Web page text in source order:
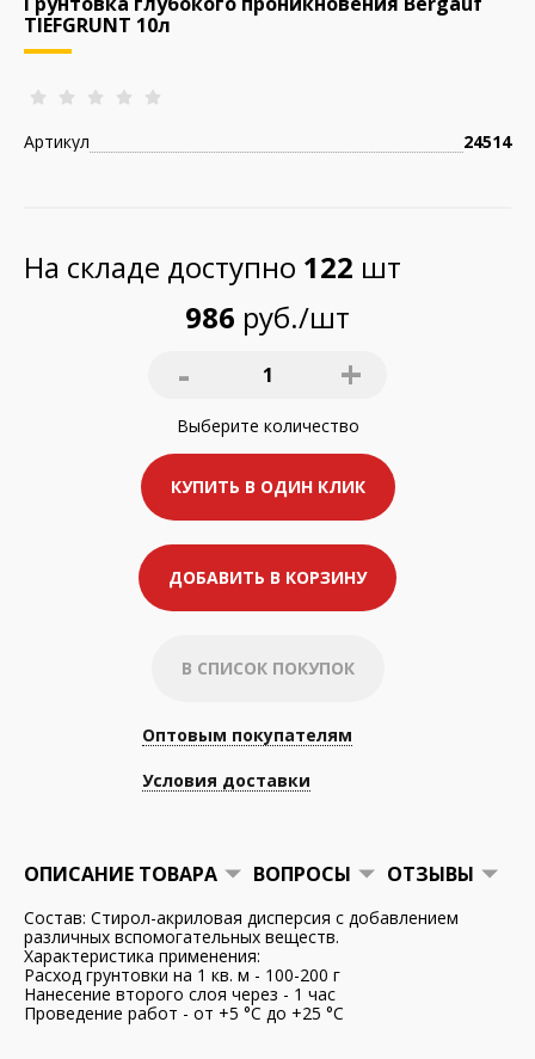
TIEFGRUNT 10л
Артикул 24514
На складе доступно 122 шт
986 руб./шт
- 1 +
Выберите количество
КУПИТЬ В ОДИН КЛИК
ДОБАВИТЬ В КОРЗИНУ
В СПИСОК ПОКУПОК
Оптовым покупателям
Условия доставки
ОПИСАНИЕ ТОВАРА ВОПРОСЫ ОТЗЫВЫ
Состав: Стирол-акриловая дисперсия с добавлением
различных вспомогательных веществ.
Характеристика применения:
Расход грунтовки на 1 кв. м - 100-200 г
Нанесение второго слоя через - 1 час
Проведение работ - от +5 °С до +25 °С